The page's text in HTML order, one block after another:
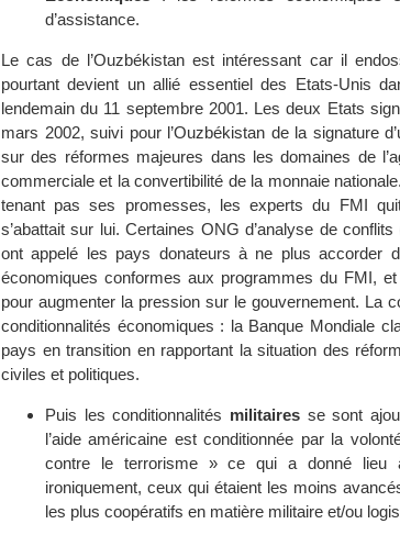
d’assistance.
Le cas de l’Ouzbékistan est intéressant car il
pourtant devient un allié essentiel des Etats-Unis
lendemain du 11 septembre 2001. Les deux Etats
mars 2002, suivi pour l’Ouzbékistan de la signature
sur des réformes majeures dans les domaines de
commerciale et la convertibilité de la monnaie
tenant pas ses promesses, les experts du FMI
s’abattait sur lui. Certaines ONG d’analyse de
ont appelé les pays donateurs à ne plus accorder
économiques conformes aux programmes du FMI,
pour augmenter la pression sur le gouvernement. La
conditionnalités économiques : la Banque Mondiale
pays en transition en rapportant la situation des
civiles et politiques.
Puis les conditionnalités militaires se sont
l’aide américaine est conditionnée par la
contre le terrorisme » ce qui a donné lieu
ironiquement, ceux qui étaient les moins
les plus coopératifs en matière militaire et/ou